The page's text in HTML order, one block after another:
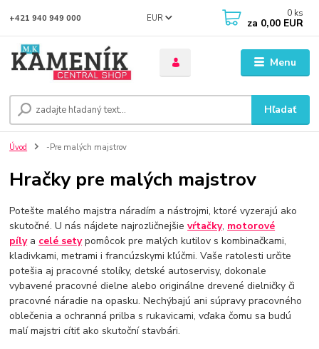
Menu
EUR
Hľadať
+421 940 949 000 0 ks
za 0,00 EUR
Úvod -Pre malých majstrov
Hračky pre malých majstrov
Potešte malého majstra náradím a nástrojmi, ktoré vyzerajú ako
skutočné. U nás nájdete najrozličnejšievŕtačky, motorové
pílya celé setypomôcok pre malých kutilov s kombinačkami,
kladivkami, metrami i francúzskymi kľúčmi. Vaše ratolesti určite
potešia aj pracovné stolíky, detské autoservisy, dokonale
vybavené pracovné dielne alebo originálne drevené dielničky či
pracovné náradie na opasku. Nechýbajú ani súpravy pracovného
oblečenia a ochranná prilba s rukavicami, vďaka čomu sa budú
malí majstri cítiť ako skutoční stavbári.